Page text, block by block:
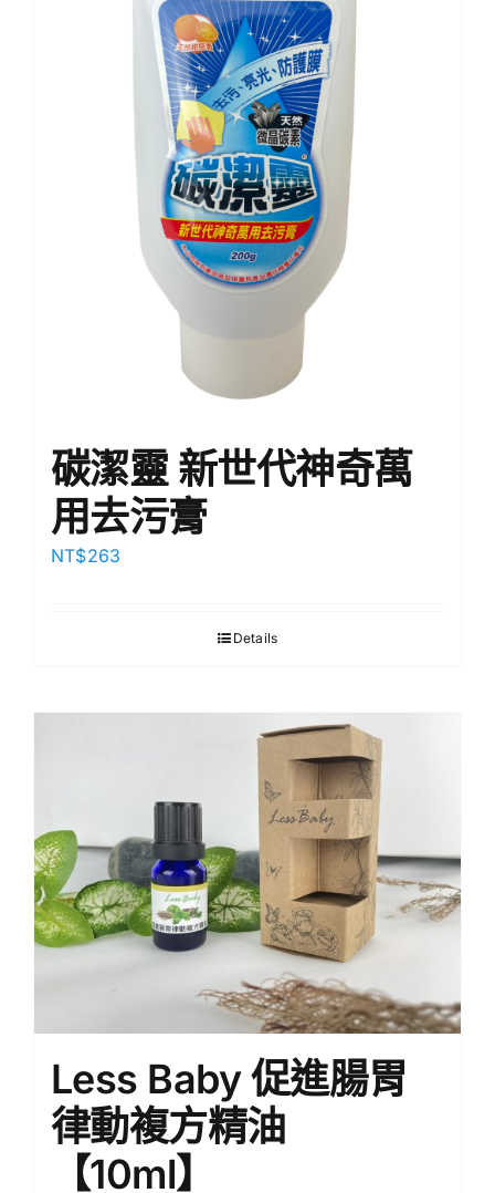
碳潔靈 新世代神奇萬
用去污膏
NT$263
Details
Less Baby 促進腸胃
律動複方精油
【10ml】